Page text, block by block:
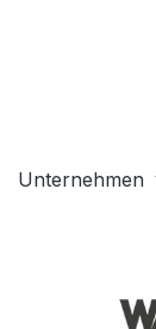
Unternehmen